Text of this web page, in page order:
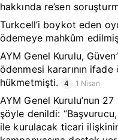
hakkında re’sen
Turkcell’i boykot eden
ödemeye mahkûm
AYM Genel Kurulu,
ödenmesi kararının
hükmetmişti.
4 1 Nisan
AYM Genel Kurulu’nun
şöyle denildi:
ile kurulacak ticari